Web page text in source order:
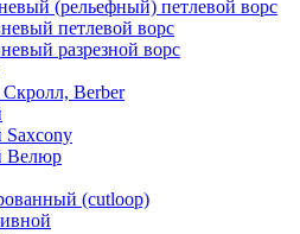
(рельефный) петлевой ворс
петлевой ворс
разрезной ворс
Berber
Saxcony
Велюр
(cutloop)